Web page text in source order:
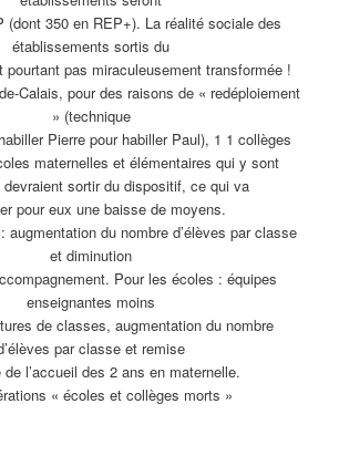
(dont 350 en REP+). La réalité sociale des
établissements sortis du
pourtant pas miraculeusement transformée !
Calais, pour des raisons de « redéploiement
» (technique
Pierre pour habiller Paul), 1 1 collèges
maternelles et élémentaires qui y sont
devraient sortir du dispositif, ce qui va
pour eux une baisse de moyens.
augmentation du nombre d’élèves par classe
et diminution
Pour les écoles : équipes
enseignantes moins
de classes, augmentation du nombre
par classe et remise
l’accueil des 2 ans en maternelle.
« écoles et collèges morts »